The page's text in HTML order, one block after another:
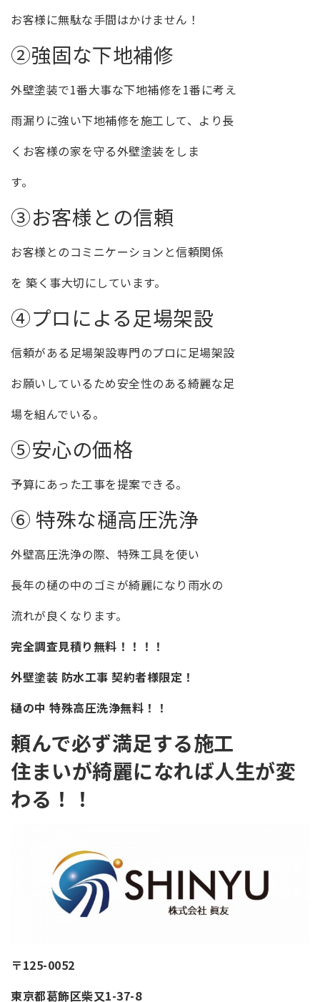
お客様に無駄な手間はかけません！
②強固な下地補修
外壁塗装で1番大事な下地補修を1番に考え
雨漏りに強い下地補修を施工して、より長
くお客様の家を守る外壁塗装をしま
す。
③お客様との信頼
お客様とのコミニケーションと信頼関係
を 築く事大切にしています。
④プロによる足場架設
信頼がある足場架設専門のプロに足場架設
お願いしているため安全性のある綺麗な足
場を組んでいる。
⑤安心の価格
予算にあった工事を提案できる。
⑥ 特殊な樋高圧洗浄
外壁高圧洗浄の際、特殊工具を使い
長年の樋の中のゴミが綺麗になり雨水の
流れが良くなります。
完全調査見積り無料！！！！
外壁塗装 防水工事 契約者様限定！
樋の中 特殊高圧洗浄無料！！
頼んで必ず満足する施工
住まいが綺麗になれば人生が変
わる！！
〒125-0052
東京都葛飾区柴又1-37-8